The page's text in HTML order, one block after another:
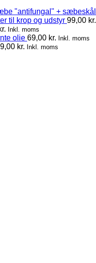
"antifungal" + sæbeskål
til krop og udstyr 99,00 kr.
Inkl. moms
olie 69,00 kr. Inkl. moms
kr. Inkl. moms